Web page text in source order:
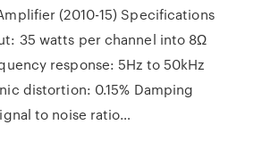
(2010-15) Specifications
35 watts per channel into 8Ω
response: 5Hz to 50kHz
distortion: 0.15% Damping
to noise ratio…